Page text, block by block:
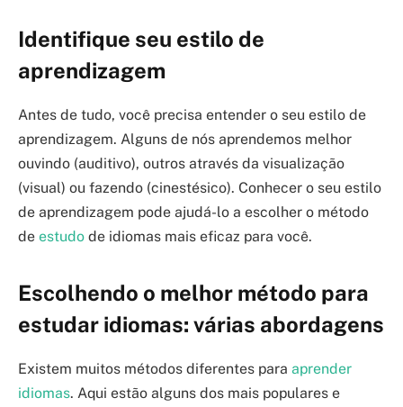
Identifique seu estilo de
aprendizagem
Antes de tudo, você precisa entender o seu estilo de
aprendizagem. Alguns de nós aprendemos melhor
ouvindo (auditivo), outros através da visualização
(visual) ou fazendo (cinestésico). Conhecer o seu estilo
de aprendizagem pode ajudá-lo a escolher o método
de estudo de idiomas mais eficaz para você.
Escolhendo o melhor método para
estudar idiomas: várias abordagens
Existem muitos métodos diferentes para aprender
idiomas. Aqui estão alguns dos mais populares e